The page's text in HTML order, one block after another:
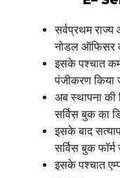
सर्वप्रथम राज्य
नोडल ऑफिसर
इसके पश्चात
पंजीकरण किया
अब स्थापना की
सर्विस बुक का
इसके बाद
सर्विस बुक फॉर्म
इसके पश्चात